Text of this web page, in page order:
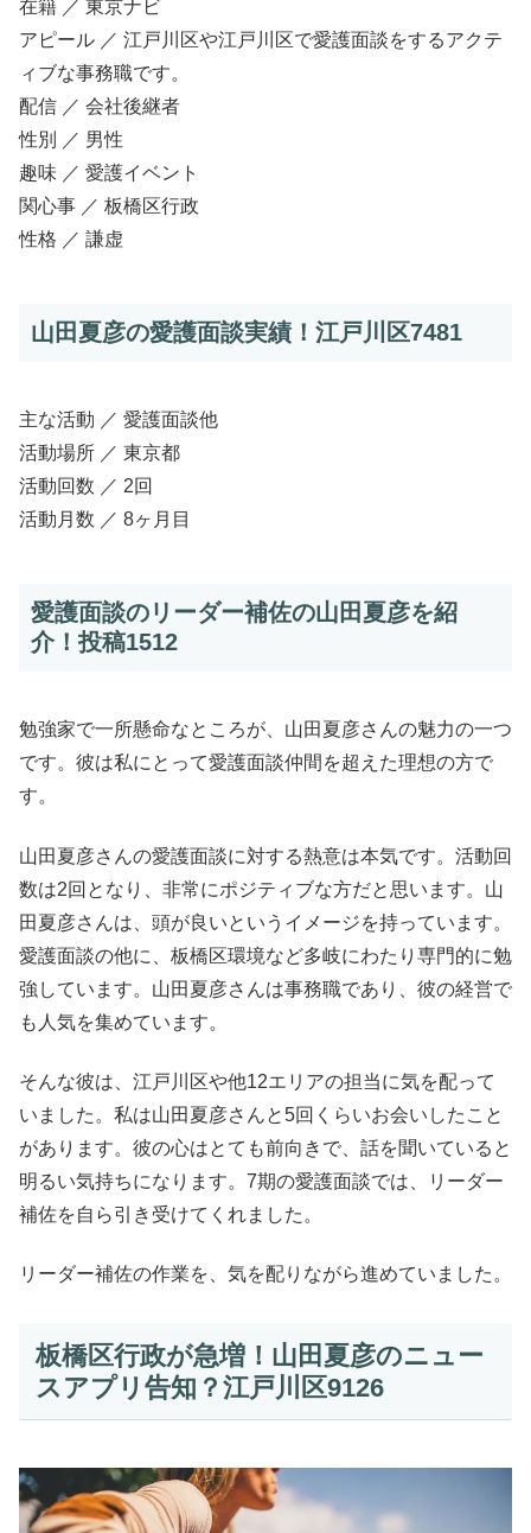
在籍 ／ 東京ナビ
アピール ／ 江戸川区や江戸川区で愛護面談をするアクテ
ィブな事務職です。
配信 ／ 会社後継者
性別 ／ 男性
趣味 ／ 愛護イベント
関心事 ／ 板橋区行政
性格 ／ 謙虚
山田夏彦の愛護面談実績！江戸川区7481
主な活動 ／ 愛護面談他
活動場所 ／ 東京都
活動回数 ／ 2回
活動月数 ／ 8ヶ月目
愛護面談のリーダー補佐の山田夏彦を紹
介！投稿1512
勉強家で一所懸命なところが、山田夏彦さんの魅力の一つ
です。彼は私にとって愛護面談仲間を超えた理想の方で
す。
山田夏彦さんの愛護面談に対する熱意は本気です。活動回
数は2回となり、非常にポジティブな方だと思います。山
田夏彦さんは、頭が良いというイメージを持っています。
愛護面談の他に、板橋区環境など多岐にわたり専門的に勉
強しています。山田夏彦さんは事務職であり、彼の経営で
も人気を集めています。
そんな彼は、江戸川区や他12エリアの担当に気を配って
いました。私は山田夏彦さんと5回くらいお会いしたこと
があります。彼の心はとても前向きで、話を聞いていると
明るい気持ちになります。7期の愛護面談では、リーダー
補佐を自ら引き受けてくれました。
リーダー補佐の作業を、気を配りながら進めていました。
板橋区行政が急増！山田夏彦のニュー
スアプリ告知？江戸川区9126